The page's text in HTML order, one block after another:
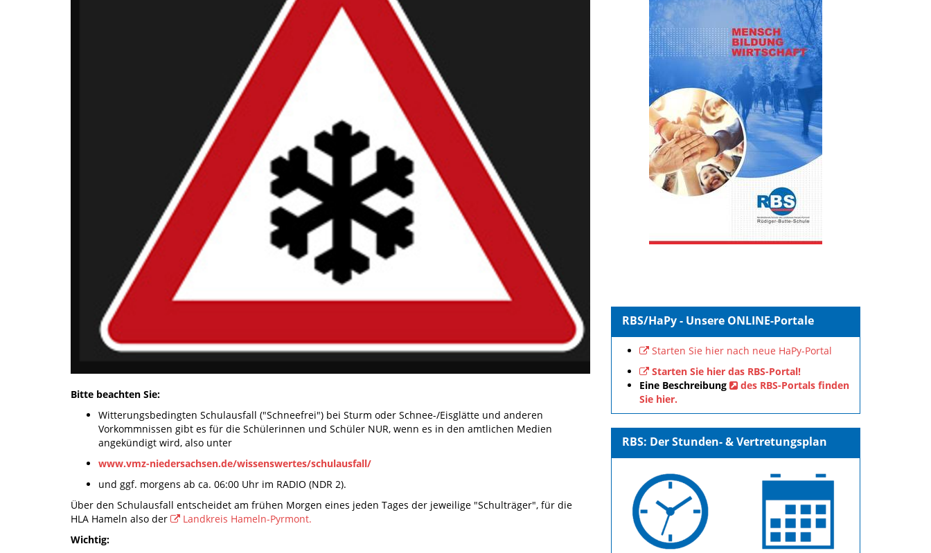
RBS/HaPy - Unsere ONLINE-Portale
Starten Sie hier nach neue HaPy-Portal
Starten Sie hier das RBS-Portal!
Eine Beschreibung
des RBS-Portals finden
Sie hier.
RBS: Der Stunden- & Vertretungsplan
Bitte beachten Sie:
Witterungsbedingten Schulausfall ("Schneefrei") bei Sturm oder Schnee-/Eisglätte und anderen
Vorkommnissen gibt es für die Schülerinnen und Schüler NUR, wenn es in den amtlichen Medien
angekündigt wird, also unter
www.vmz-niedersachsen.de/wissenswertes/schulausfall/
und ggf. morgens ab ca. 06:00 Uhr im RADIO (NDR 2).
Über den Schulausfall entscheidet am frühen Morgen eines jeden Tages der jeweilige "Schulträger", für die
HLA Hameln also der
Landkreis Hameln-Pyrmont.
Wichtig: